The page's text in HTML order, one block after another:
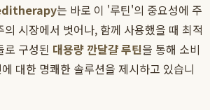
는 바로 이 '루틴'의 중요성에 주
시장에서 벗어나, 함께 사용했을 때 최적
로 구성된 대용량 깐달걀 루틴을 통해 소비
대한 명쾌한 솔루션을 제시하고 있습니